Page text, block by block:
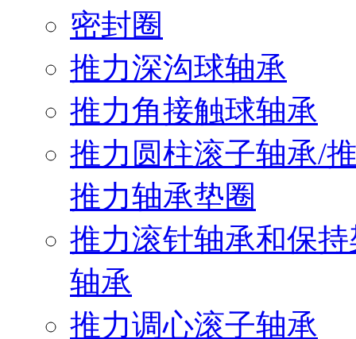
密封圈
推力深沟球轴承
推力角接触球轴承
推力圆柱滚子轴承/
推力轴承垫圈
推力滚针轴承和保
轴承
推力调心滚子轴承